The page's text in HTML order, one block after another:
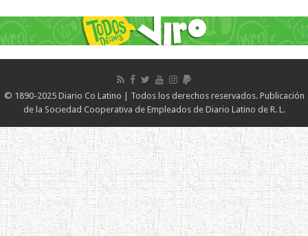
© 1890-2025 Diario Co Latino | Todos los derechos reservados. Publicación
de la Sociedad Cooperativa de Empleados de Diario Latino de R. L.